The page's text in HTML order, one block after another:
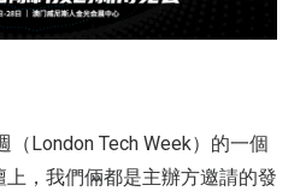
London Tech Week）的一個
，我們倆都是主辦方邀請的發